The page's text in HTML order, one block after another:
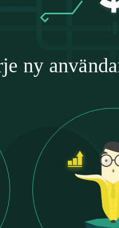
ny